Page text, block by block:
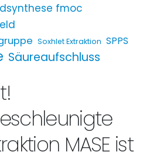
fmoc
Soxhlet Extraktion SPPS
Säureaufschluss
MASE ist